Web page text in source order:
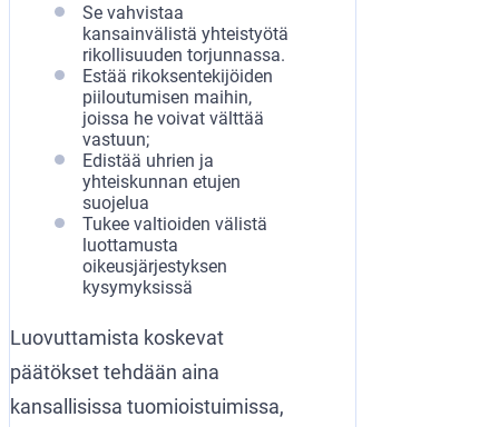
Se vahvistaa
kansainvälistä yhteistyötä
rikollisuuden torjunnassa.
Estää rikoksentekijöiden
piiloutumisen maihin,
joissa he voivat välttää
vastuun;
Edistää uhrien ja
yhteiskunnan etujen
suojelua
Tukee valtioiden välistä
luottamusta
oikeusjärjestyksen
kysymyksissä
Luovuttamista koskevat
päätökset tehdään aina
kansallisissa tuomioistuimissa,